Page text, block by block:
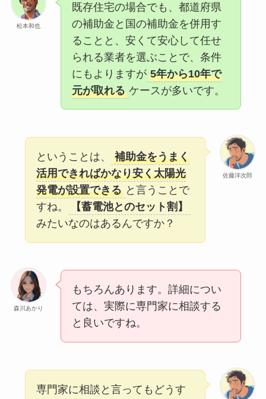
松本和也
既存住宅の場合でも、都道府県
の補助金と国の補助金を併用す
ることと、安くて安心して任せ
られる業者を選ぶことで、条件
にもよりますが 5年から10年で
元が取れる ケースが多いです。
佐藤洋次郎
ということは、
補助金をうまく
活用できればかなり安く太陽光
発電が設置できる と言うことで
すね。
【蓄電池とのセット割】
みたいなのはあるんですか？
森川あかり
もちろんあります。詳細につい
ては、実際に専門家に相談する
と良いですね。
専門家に相談と言ってもどうす